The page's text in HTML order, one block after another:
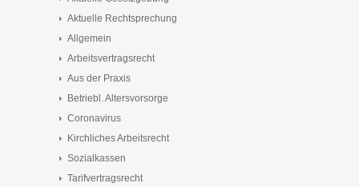
Aktuelle Rechtsprechung
Allgemein
Arbeitsvertragsrecht
Aus der Praxis
Betriebl. Altersvorsorge
Coronavirus
Kirchliches Arbeitsrecht
Sozialkassen
Tarifvertragsrecht